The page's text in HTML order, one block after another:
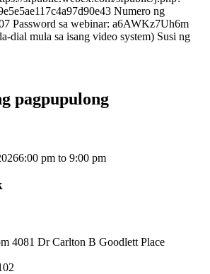
Numero ng
Password sa webinar: a6AWKz7Uh6m
dial mula sa isang video system) Susi ng
pagpupulong
6:00 pm to 9:00 pm
4081 Dr Carlton B Goodlett Place